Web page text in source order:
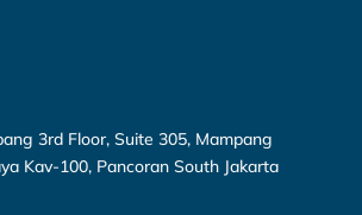
3rd Floor, Suite 305, Mampang
Kav-100, Pancoran South Jakarta